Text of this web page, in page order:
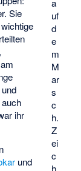
uf
d
e
m
M
ar
s
c
h.
Z
ei
c
h
Sie
,
ihr
und